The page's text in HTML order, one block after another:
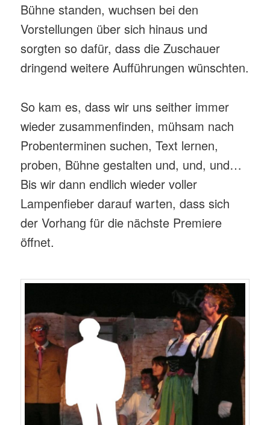
Bühne standen, wuchsen bei den
Vorstellungen über sich hinaus und
sorgten so dafür, dass die Zuschauer
dringend weitere Aufführungen wünschten.
So kam es, dass wir uns seither immer
wieder zusammenfinden, mühsam nach
Probenterminen suchen, Text lernen,
proben, Bühne gestalten und, und, und…
Bis wir dann endlich wieder voller
Lampenfieber darauf warten, dass sich
der Vorhang für die nächste Premiere
öffnet.